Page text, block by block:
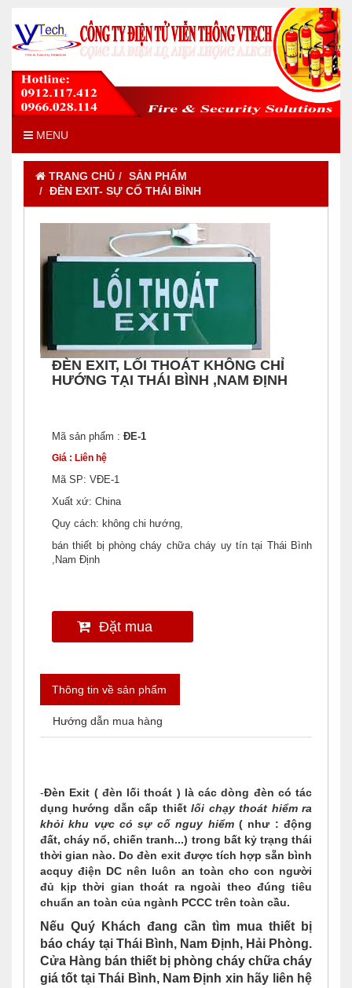
MENU
TRANG CHỦ
SẢN PHẨM
ĐÈN EXIT- SỰ CỐ THÁI BÌNH
ĐÈN EXIT, LỐI THOÁT KHÔNG CHỈ
HƯỚNG TẠI THÁI BÌNH ,NAM ĐỊNH
Mã sản phẩm : ĐE-1
Giá : Liên hệ
Mã SP: VĐE-1
Xuất xứ: China
Quy cách: không chi hướng,
bán thiết bị phòng cháy chữa cháy uy tín tại Thái Bình
,Nam Định
Đặt mua
Thông tin về sản phẩm
Hướng dẫn mua hàng
-Đèn Exit ( đèn lối thoát ) là các dòng đèn có tác
dụng hướng dẫn cấp thiết lối chạy thoát hiểm ra
khỏi khu vực có sự cố nguy hiểm( như : động
đất, cháy nổ, chiến tranh...) trong bất kỷ trạng thái
thời gian nào. Do đèn exit được tích hợp sẵn bình
acquy điện DC nên luôn an toàn cho con người
đủ kịp thời gian thoát ra ngoài theo đúng tiêu
chuẩn an toàn của ngành PCCC trên toàn cầu.
Nếu Quý Khách đang cần tìm mua thiết bị
báo cháy tại Thái Bình, Nam Định, Hải Phòng.
Cửa Hàng bán thiết bị phòng cháy chữa cháy
giá tốt tại Thái Bình, Nam Định xin hãy liên hệ